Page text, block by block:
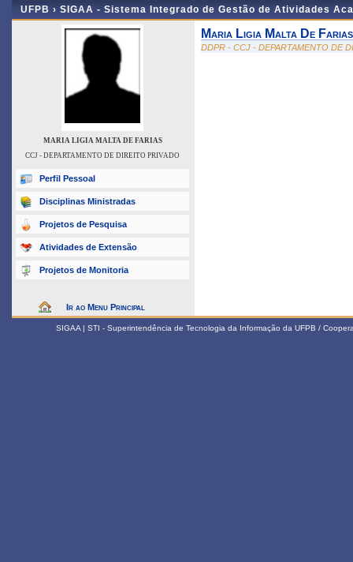
UFPB › SIGAA - Sistema Integrado de Gestão de Atividades
MARIA LIGIA MALTA DE FARIAS
CCJ - DEPARTAMENTO DE DIREITO PRIVADO
Perfil Pessoal
Disciplinas Ministradas
Projetos de Pesquisa
Atividades de Extensão
Projetos de Monitoria
Ir ao Menu Principal
Maria Ligia Malta De Farias
DDPR - CCJ - DEPARTAMENTO DE
SIGAA | STI - Superintendência de Tecnologia da Informação da UFPB /